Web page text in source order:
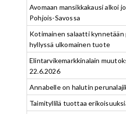
Avomaan mansikkakausi alkoi
Pohjois-Savossa
Kotimainen salaatti kynnetään
hyllyssä ulkomainen tuote
Elintarvikemarkkinalain
22.6.2026
Annabelle on halutin
Taimityllilä tuottaa